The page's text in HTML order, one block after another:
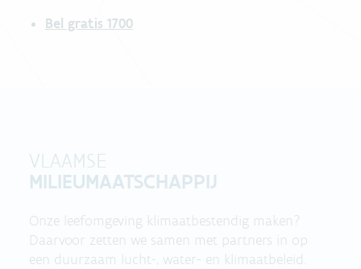
Bel gratis 1700
VLAAMSE
MILIEUMAATSCHAPPIJ
Onze leefomgeving klimaatbestendig maken?
Daarvoor zetten we samen met partners in op
een duurzaam lucht-, water- en klimaatbeleid.